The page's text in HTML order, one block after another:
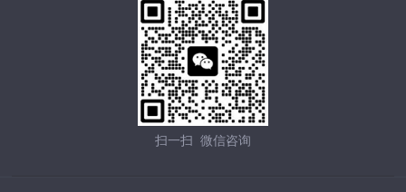
扫一扫 微信咨询